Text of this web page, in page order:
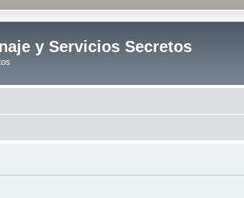
y Servicios Secretos